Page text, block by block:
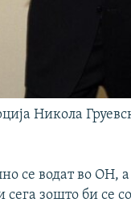
Никола
се водат во ОН, а
зошто би се